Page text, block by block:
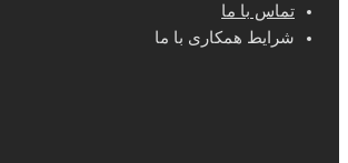
تماس با ما
شرایط همکاری با ما